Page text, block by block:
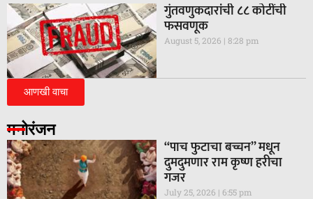
गुंतवणुकदारांची ८८ कोटींची
फसवणूक
August 5, 2026 8:28 pm
आणखी वाचा
मनोरंजन
“पाच फुटाचा बच्चन” मधून
दुमदुमणार राम कृष्ण हरीचा
गजर
July 25, 2026 6:55 pm